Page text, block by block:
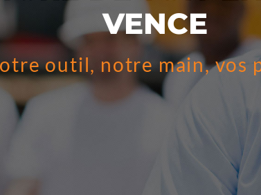
VENCE
outil, notre main, vos